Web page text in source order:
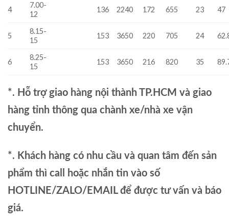
4
7.00-
12
136 2240 172 655 23 47
5
8.15-
15
153 3650 220 705 24
6
8.25-
15
153 3650 216 820 35
*. Hỗ trợ giao hàng nội thành TP.HCM và giao
hàng tỉnh thông qua chành xe/nhà xe vận
chuyển.
*. Khách hàng có nhu cầu và quan tâm đến sản
phẩm thì call hoặc nhắn tin vào số
HOTLINE/ZALO/EMAIL để được tư vấn và báo
giá.